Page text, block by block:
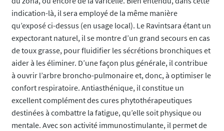
indication-là, il sera employé de la même manière
qu’exposé ci-dessus (en usage local). Le Ravintsara étant un
expectorant naturel, il se montre d’un grand secours en cas
de toux grasse, pour fluidifier les sécrétions bronchiques et
aider à les éliminer. D’une façon plus générale, il contribue
à ouvrir l’arbre broncho-pulmonaire et, donc, à optimiser le
confort respiratoire. Antiasthénique, il constitue un
excellent complément des cures phytothérapeutiques
destinées à combattre la fatigue, qu’elle soit physique ou
mentale. Avec son activité immunostimulante, il permet de